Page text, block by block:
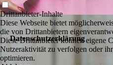
Datenschutzerklärung
Drittanbieter-Inhalte
Diese Webseite bietet
die von Drittanbietern
Diese Drittanbieter können eigene
Nutzeraktivität zu verfolgen oder
optimieren.